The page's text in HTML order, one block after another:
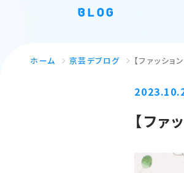
BLOG
ホーム 京芸デブログ 【ファッショ
【ファ